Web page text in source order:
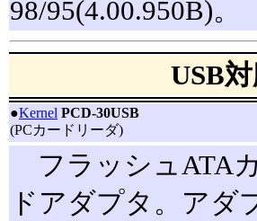
98/95(4.00.950B)。
USB
●Kernel PCD-30USB
(PCカードリーダ)
フラッシュATA
ドアダプタ。ア